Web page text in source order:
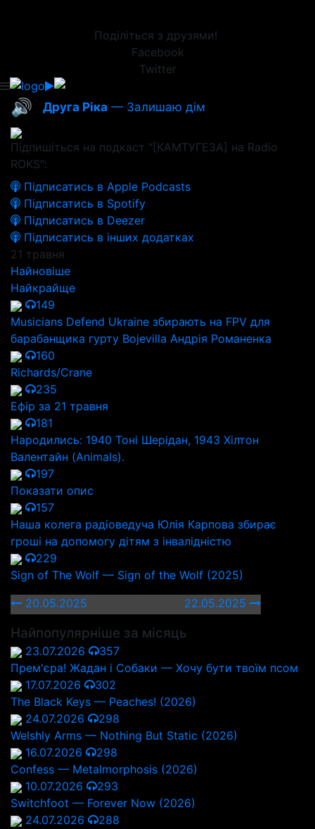
Поділіться з друзями!
Facebook
Twitter
🔊 Друга Ріка — Залишаю дім
Підпишіться на подкаст "[КАМТУГЕЗА] на Radio
ROKS":
Підписатись в Apple Podcasts
Підписатись в Spotify
Підписатись в Deezer
Підписатись в інших додатках
21 травня
Найновіше
Найкрайще
149
Musicians Defend Ukraine збирають на FPV для
барабанщика гурту Bojevilla Андрія Романенка
160
Richards/Crane
235
Ефір за 21 травня
181
Народились: 1940 Тоні Шерідан, 1943 Хілтон
Валентайн (Animals).
197
Показати опис
157
Наша колега радіоведуча Юлія Карпова збирає
гроші на допомогу дітям з інвалідністю
229
Sign of The Wolf — Sign of the Wolf (2025)
20.05.2025
22.05.2025
Найпопулярніше за місяць
23.07.2026
357
Прем'єра! Жадан і Собаки — Хочу бути твоїм псом
17.07.2026
302
The Black Keys — Peaches! (2026)
24.07.2026
298
Welshly Arms — Nothing But Static (2026)
16.07.2026
298
Confess — Metalmorphosis (2026)
10.07.2026
293
Switchfoot — Forever Now (2026)
24.07.2026
288